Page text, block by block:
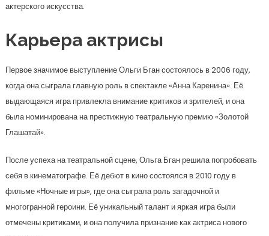
актерского искусства.
Карьера актрисы
Первое значимое выступление Ольги Бган состоялось в 2006 году,
когда она сыграла главную роль в спектакле «Анна Каренина». Её
выдающаяся игра привлекла внимание критиков и зрителей, и она
была номинирована на престижную театральную премию «Золотой
Глашатай».
После успеха на театральной сцене, Ольга Бган решила попробовать
себя в кинематографе. Её дебют в кино состоялся в 2010 году в
фильме «Ночные игры», где она сыграла роль загадочной и
многогранной героини. Её уникальный талант и яркая игра были
отмечены критиками, и она получила признание как актриса нового